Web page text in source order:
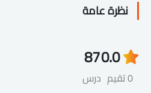
نظرة عامة
0.0
0 تقيم
87
درس